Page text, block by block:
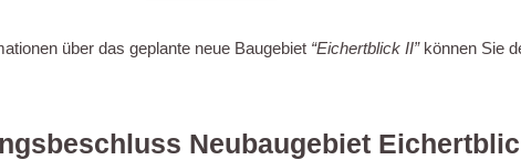
über das geplante neue Baugebiet “Eichertblick II”können Sie
Neubaugebiet